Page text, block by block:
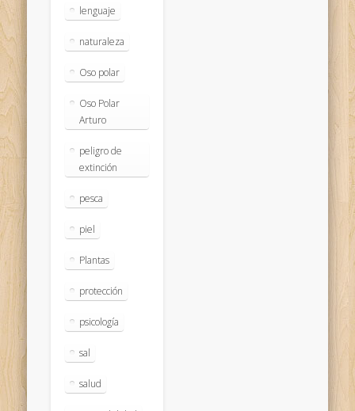
lenguaje
naturaleza
Oso polar
Oso Polar
Arturo
peligro de
extinción
pesca
piel
Plantas
protección
psicología
sal
salud